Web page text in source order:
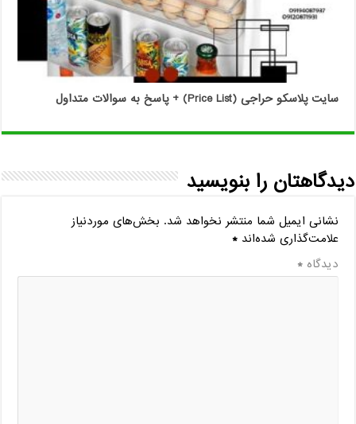
سایت پلاسکو حراجی (Price List) + پاسخ به سوالات متداول
دیدگاهتان را بنویسید
نشانی ایمیل شما منتشر نخواهد شد. بخش‌های موردنیاز
علامت‌گذاری شده‌اند*
دیدگاه*